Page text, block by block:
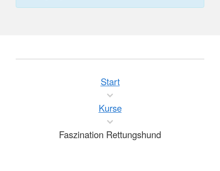
Start
Kurse
Faszination Rettungshund